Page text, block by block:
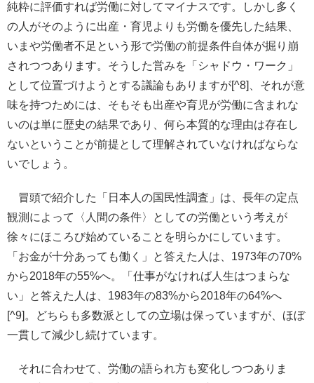
純粋に評価すれば労働に対してマイナスです。しかし多く
の人がそのように出産・育児よりも労働を優先した結果、
いまや労働者不足という形で労働の前提条件自体が掘り崩
されつつあります。そうした営みを「シャドウ・ワーク」
として位置づけようとする議論もありますが[^8]、それが意
味を持つためには、そもそも出産や育児が労働に含まれな
いのは単に歴史の結果であり、何ら本質的な理由は存在し
ないということが前提として理解されていなければならな
いでしょう。
冒頭で紹介した「日本人の国民性調査」は、長年の定点
観測によって〈人間の条件〉としての労働という考えが
徐々にほころび始めていることを明らかにしています。
「お金が十分あっても働く」と答えた人は、1973年の70%
から2018年の55%へ。「仕事がなければ人生はつまらな
い」と答えた人は、1983年の83%から2018年の64%へ
[^9]。どちらも多数派としての立場は保っていますが、ほぼ
一貫して減少し続けています。
それに合わせて、労働の語られ方も変化しつつありま